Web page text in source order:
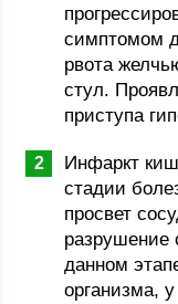
симптомом
рвота
стул.
приступа
Инфаркт
стадии
просвет
разрушение
данном
организма,